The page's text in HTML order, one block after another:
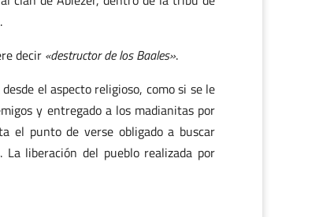
decir «destructor de los Baales».
el aspecto religioso, como si se le
y entregado a los madianitas por
el punto de verse obligado a buscar
liberación del pueblo realizada por